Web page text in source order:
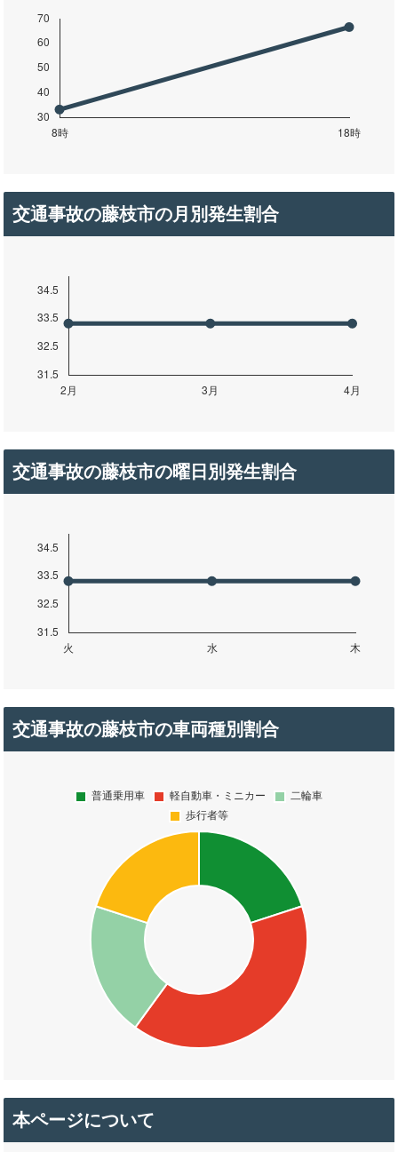
交通事故の藤枝市の月別発生割合
交通事故の藤枝市の曜日別発生割合
交通事故の藤枝市の車両種別割合
本ページについて